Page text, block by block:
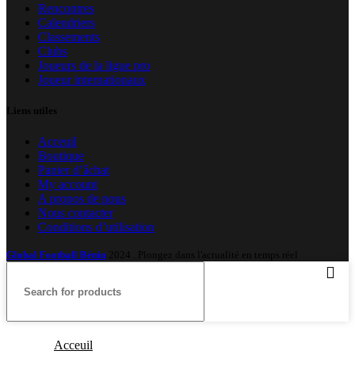
Rencontres
Calendriers
Classements
Clubs
Joueurs de la ligue pro
Joueur internationaux
Liens utiles
Acceuil
Boutique
Panier d’âchat
My account
A propos de nous
Nous contacter
Conditions d’utilisation
Global Football Bénin 2024 . Plongez dans l'actualité en temps réel
Acceuil